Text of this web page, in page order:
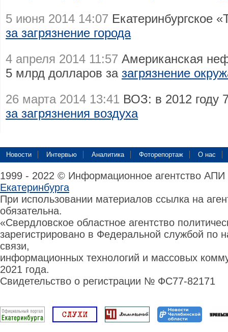
5 июня 2014 14:07 Екатеринбургское
за загрязнение города
4 апреля 2014 11:57 Американская
5 млрд долларов за загрязнение
26 марта 2014 13:41 ВОЗ: в 2012 году
за загрязнения воздуха
Новости Интервью Аналитика Фоторепортаж О нас
1999 - 2022 © Информационное агентство
Екатеринбурга
При использовании материалов ссылка на
обязательна.
«Свердловское областное агентство
зарегистрировано в Федеральной службой по
связи,
информационных технологий и массовых
2021 года.
Свидетельство о регистрации № ФС77-82171